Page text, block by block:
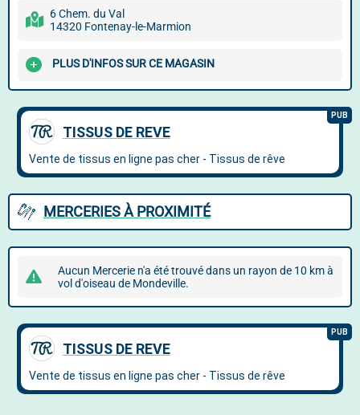
6 Chem. du Val
14320 Fontenay-le-Marmion
PLUS D'INFOS SUR CE MAGASIN
MERCERIES À PROXIMITÉ
Aucun Mercerie n'a été trouvé dans un rayon de 10 km à
vol d'oiseau de Mondeville.